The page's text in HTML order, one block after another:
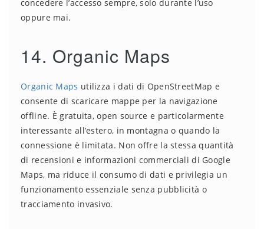
concedere l’accesso sempre, solo durante l’uso
oppure mai.
14. Organic Maps
Organic Maps utilizza i dati di OpenStreetMap e
consente di scaricare mappe per la navigazione
offline. È gratuita, open source e particolarmente
interessante all’estero, in montagna o quando la
connessione è limitata. Non offre la stessa quantità
di recensioni e informazioni commerciali di Google
Maps, ma riduce il consumo di dati e privilegia un
funzionamento essenziale senza pubblicità o
tracciamento invasivo.